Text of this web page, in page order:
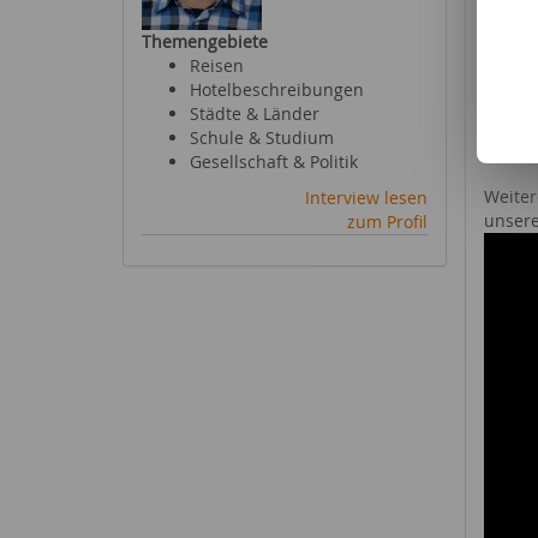
Themengebiete
Reisen
Hotelbeschreibungen
Städte & Länder
Schule & Studium
Gesellschaft & Politik
Interview lesen
zum Profil
Aus
liefert